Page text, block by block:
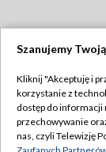
Abonament
Emisja w TVP
Szanujemy
Kliknij "Akceptuję i
korzystanie z
dostęp do informacji
przechowywanie
nas, czyli Telewizję